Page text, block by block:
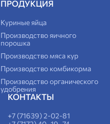
ПРОДУКЦИЯ
Куриные яйца
Производство яичного
порошка
Производство мяса кур
Производство комбикорма
Производство органического
удобрения
КОНТАКТЫ
+7 (71639) 2-02-81